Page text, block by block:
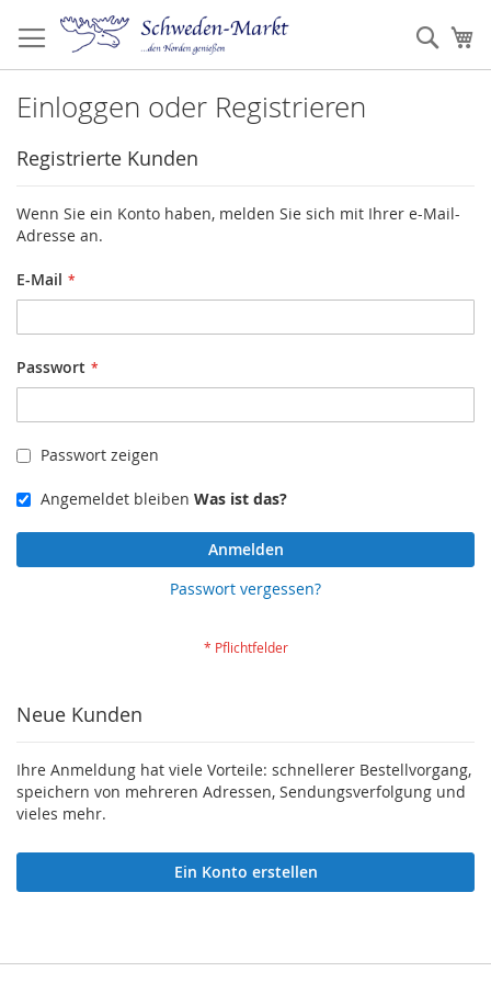
Inhalt
springen
Einloggen oder Registrieren
Registrierte Kunden
Wenn Sie ein Konto haben, melden Sie sich mit Ihrer e-Mail-
Adresse an.
E-Mail
Passwort
Passwort zeigen
Angemeldet bleiben Was ist das?
Anmelden
Passwort vergessen?
Neue Kunden
Ihre Anmeldung hat viele Vorteile: schnellerer Bestellvorgang,
speichern von mehreren Adressen, Sendungsverfolgung und
vieles mehr.
Ein Konto erstellen